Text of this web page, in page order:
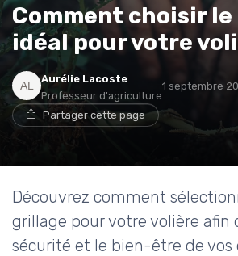
Comment choisir
idéal pour votre
Aurélie Lacoste
Professeur d'agriculture
1 septembre
Partager cette page
Découvrez comment
grillage pour votre volière afin
sécurité et le bien-être de vos